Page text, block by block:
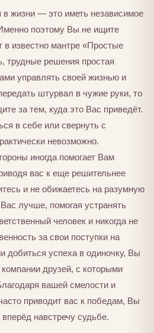
жизни — это иметь независимое
поэтому Вы не ищите
в известно мантре «Простые
трудные решения простая
управлять своей жизнью и
штурвал в чужие руки, то
за тем, куда это Вас приведёт.
в себе или свернуть с
невозможно.
иногда помогает Вам
вас к еще решительнее
и не обижаетесь на разумную
лучше, помогая устранять
человек и никогда не
за свои поступки на
добиться успеха в одиночку, Вы
друзей, с которыми
вашей смелости и
приводит вас к победам, Вы
навстречу судьбе.